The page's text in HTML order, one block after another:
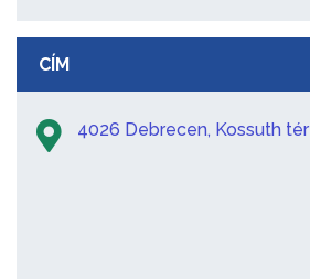
CÍM
4026 Debrecen, Kossuth tér